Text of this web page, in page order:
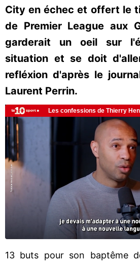
City en échec et offert le
de Premier League aux
garderait un oeil sur
situation et se doit
refléxion d'après le
Laurent Perrin.
13 buts pour son baptême